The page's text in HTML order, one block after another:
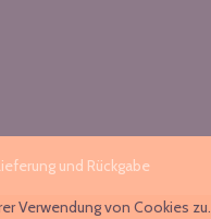
und Rückgabe
Verwendung von Cookies zu.